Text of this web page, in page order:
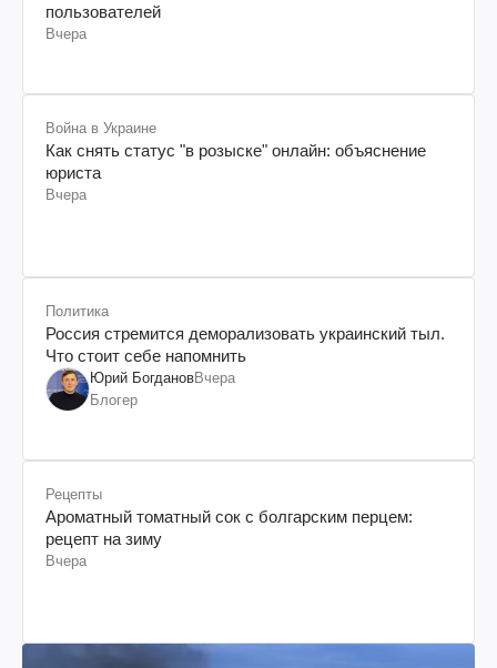
пользователей
Вчера
Война в Украине
Как снять статус "в розыске" онлайн: объяснение
юриста
Вчера
Политика
Россия стремится деморализовать украинский тыл.
Что стоит себе напомнить
Юрий БогдановВчера
Блогер
Рецепты
Ароматный томатный сок с болгарским перцем:
рецепт на зиму
Вчера